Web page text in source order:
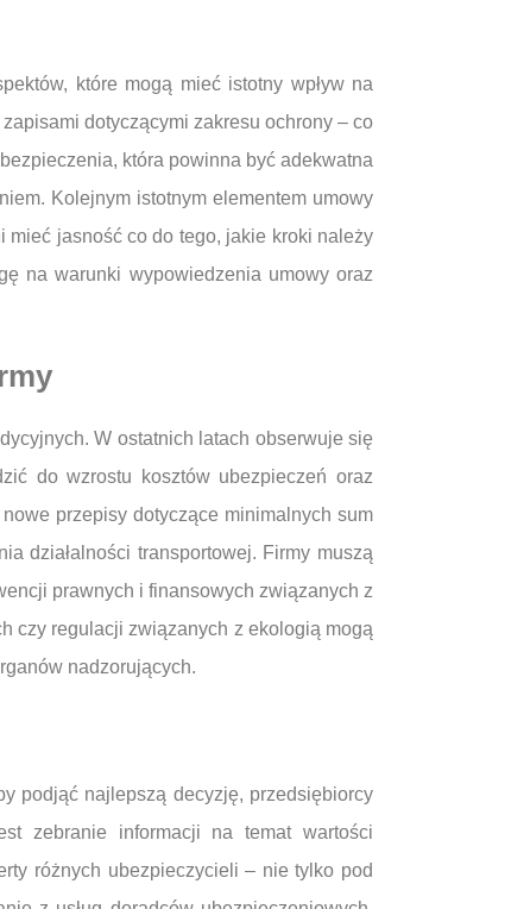
które mogą mieć istotny wpływ na
dotyczącymi zakresu ochrony – co
która powinna być adekwatna
Kolejnym istotnym elementem umowy
mieć jasność co do tego, jakie kroki należy
na warunki wypowiedzenia umowy oraz
W ostatnich latach obserwuje się
do wzrostu kosztów ubezpieczeń oraz
przepisy dotyczące minimalnych sum
działalności transportowej. Firmy muszą
prawnych i finansowych związanych z
czy regulacji związanych z ekologią mogą
nadzorujących.
podjąć najlepszą decyzję, przedsiębiorcy
zebranie informacji na temat wartości
różnych ubezpieczycieli – nie tylko pod